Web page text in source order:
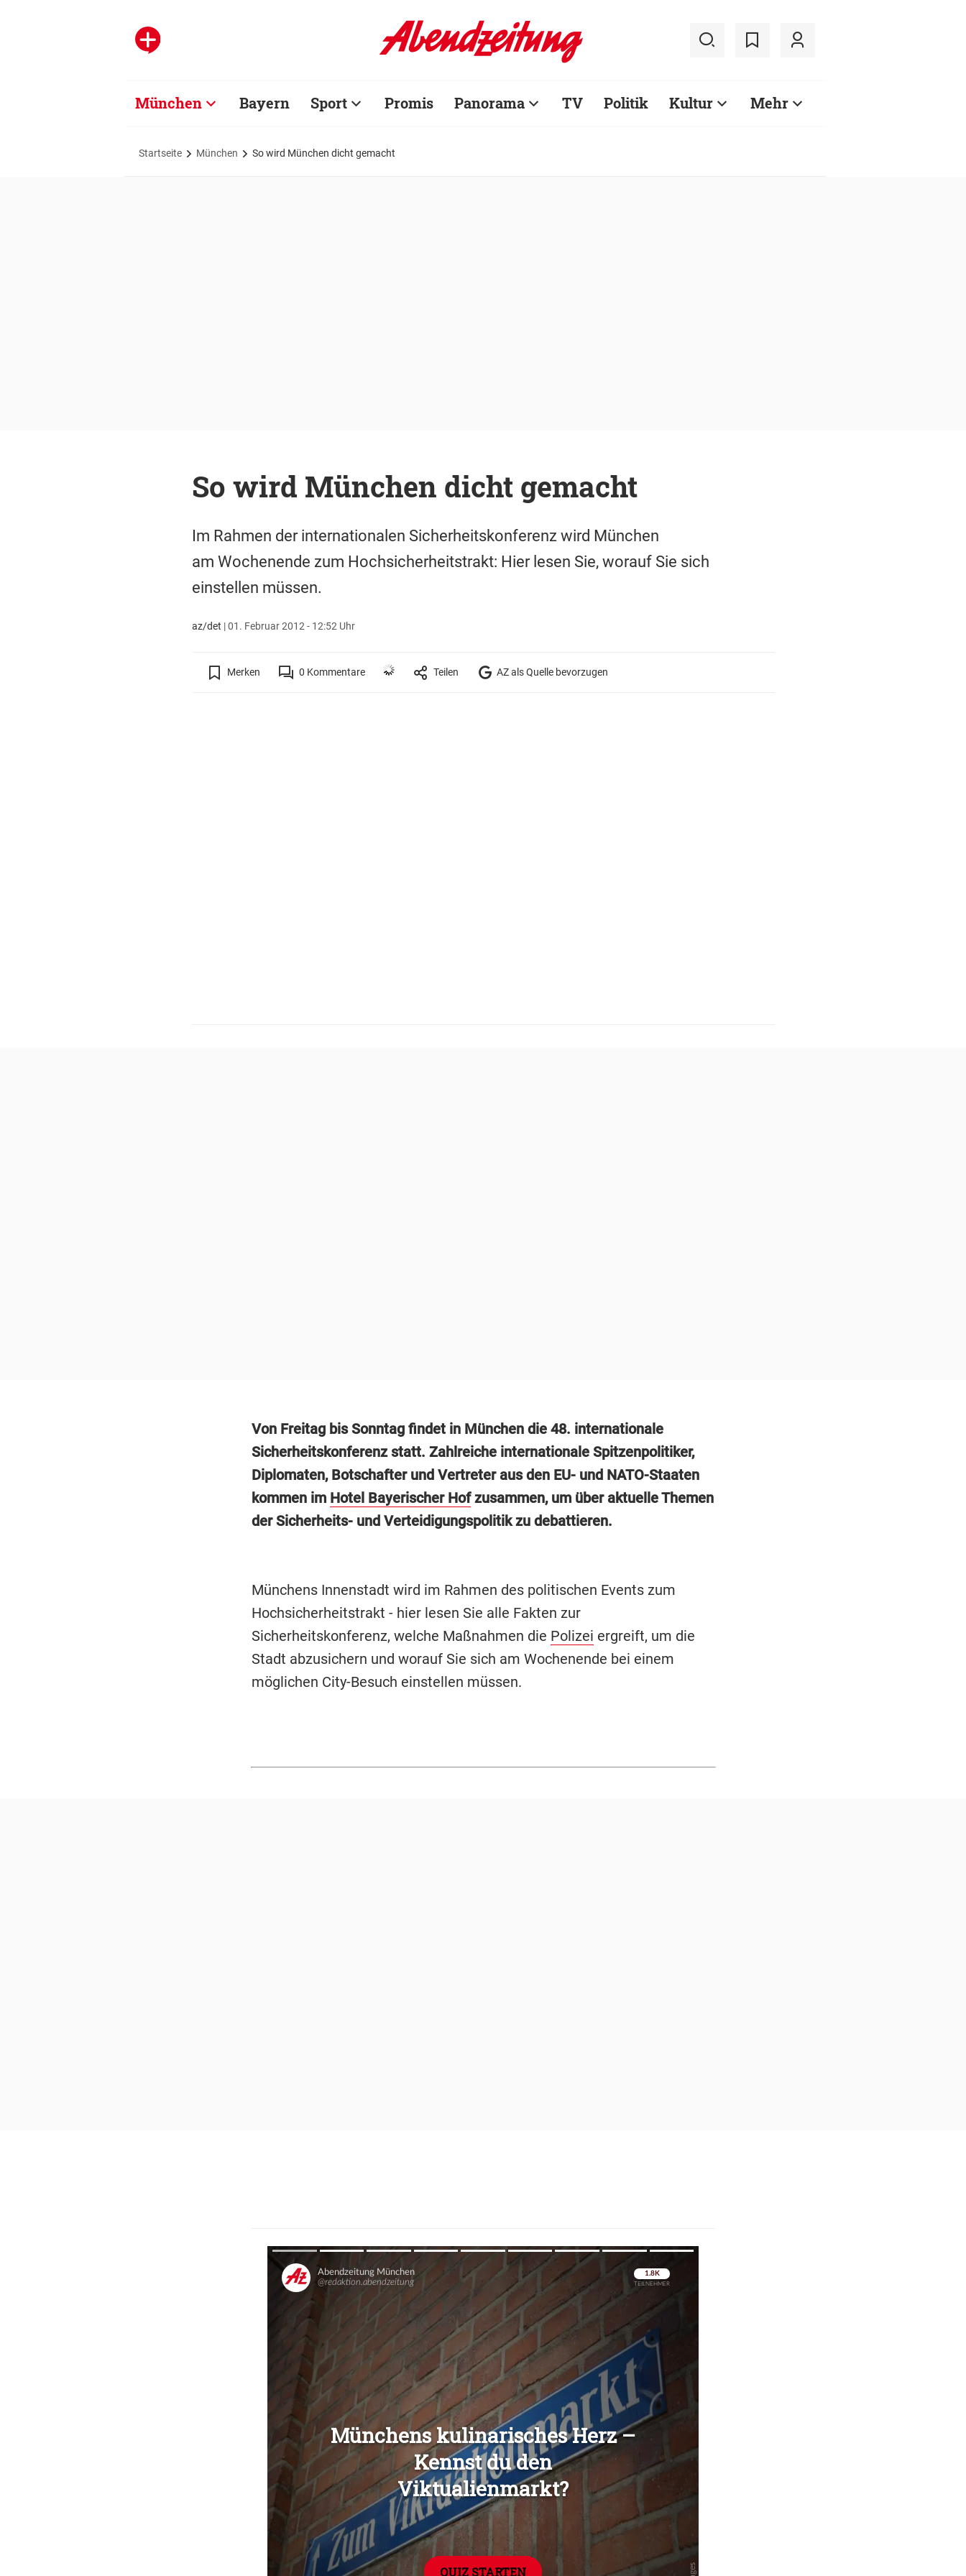
München Bayern Sport Promis Panorama TV Politik Kultur Mehr
Startseite München So wird München dicht gemacht
So wird München dicht gemacht
Im Rahmen der internationalen Sicherheitskonferenz wird München
am Wochenende zum Hochsicherheitstrakt: Hier lesen Sie, worauf Sie sich
einstellen müssen.
az/det |01. Februar 2012 - 12:52 Uhr
Merken 0 Kommentare Teilen AZ als Quelle bevorzugen
Von Freitag bis Sonntag findet in München die 48. internationale
Sicherheitskonferenz statt. Zahlreiche internationale Spitzenpolitiker,
Diplomaten, Botschafter und Vertreter aus den EU- und NATO-Staaten
kommen im Hotel Bayerischer Hofzusammen, um über aktuelle Themen
der Sicherheits- und Verteidigungspolitik zu debattieren.
Münchens Innenstadt wird im Rahmen des politischen Events zum
Hochsicherheitstrakt - hier lesen Sie alle Fakten zur
Sicherheitskonferenz, welche Maßnahmen die Polizei ergreift, um die
Stadt abzusichern und worauf Sie sich am Wochenende bei einem
möglichen City-Besuch einstellen müssen.
Überspringen
Überspringen